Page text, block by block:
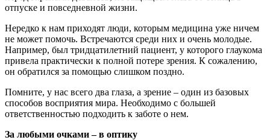
отпуске и повседневной жизни.
Нередко к нам приходят люди, которым медицина уже ничем
не может помочь. Встречаются среди них и очень молодые.
Например, был тридцатилетний пациент, у которого глаукома
привела практически к полной потере зрения. К сожалению,
он обратился за помощью слишком поздно.
Помните, у нас всего два глаза, а зрение – один из базовых
способов восприятия мира. Необходимо с большей
ответственностью подходить к заботе о нем.
За любыми очками – в оптику